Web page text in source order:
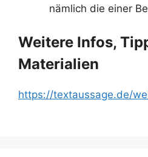
nämlich die einer
Weitere Infos,
Materialien
https://textaussage.de/